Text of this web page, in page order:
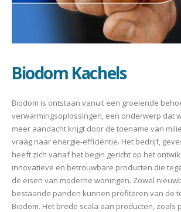
Biodom Kachels
Biodom is ontstaan vanuit een groeiende
verwarmingsoplossingen, een onderwerp dat
meer aandacht krijgt door de toename van
vraag naar energie-efficiëntie. Het bedrijf,
heeft zich vanaf het begin gericht op het
innovatieve en betrouwbare producten die
de eisen van moderne woningen. Zowel
bestaande panden kunnen profiteren van de
Biodom. Het brede scala aan producten, zoals